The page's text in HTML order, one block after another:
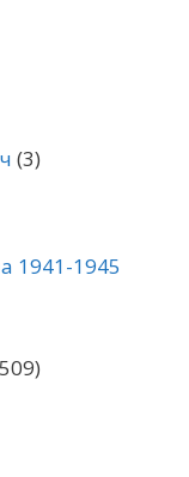
(3)
1941-1945